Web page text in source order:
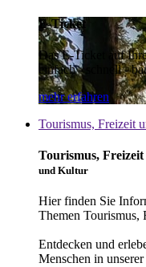
E-Ticket
Das E-Ticket auf
einfach - schnell -
mehr erfahren
Tourismus, Freizeit
Tourismus,
und Kultur
Hier finden Sie
Themen Tourismus,
Entdecken und
Menschen in